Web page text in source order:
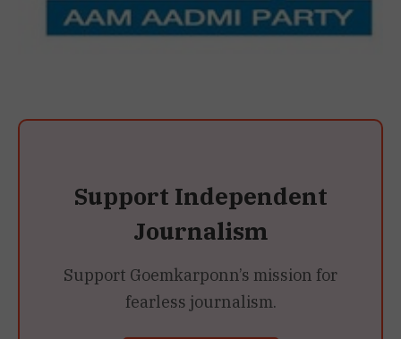
Support Independent
Journalism
Support Goemkarponn’s mission for
fearless journalism.